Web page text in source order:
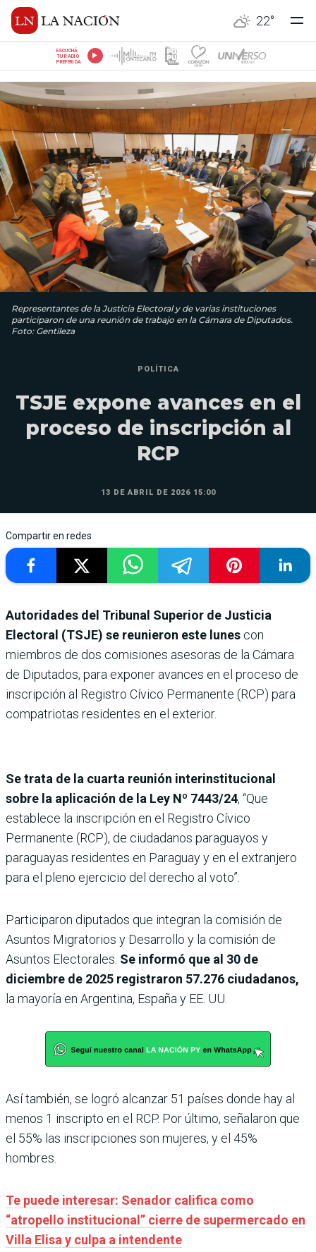
22°
ESCUCHÁ
TU RADIO
PREFERIDA
Representantes de la Justicia Electoral y de varias instituciones
participaron de una reunión de trabajo en la Cámara de Diputados.
Foto: Gentileza
POLÍTICA
TSJE expone avances en el
proceso de inscripción al
RCP
13 DE ABRIL DE 2026 15:00
Compartir en redes
Autoridades del Tribunal Superior de Justicia
Electoral (TSJE) se reunieron este lunes con
miembros de dos comisiones asesoras de la Cámara
de Diputados, para exponer avances en el proceso de
inscripción al Registro Cívico Permanente (RCP) para
compatriotas residentes en el exterior.
Se trata de la cuarta reunión interinstitucional
sobre la aplicación de la Ley Nº 7443/24, “Que
establece la inscripción en el Registro Cívico
Permanente (RCP), de ciudadanos paraguayos y
paraguayas residentes en Paraguay y en el extranjero
para el pleno ejercicio del derecho al voto”.
Participaron diputados que integran la comisión de
Asuntos Migratorios y Desarrollo y la comisión de
Asuntos Electorales. Se informó que al 30 de
diciembre de 2025 registraron 57.276 ciudadanos,
la mayoría en Argentina, España y EE. UU.
Así también, se logró alcanzar 51 países donde hay al
menos 1 inscripto en el RCP. Por último, señalaron que
el 55% las inscripciones son mujeres, y el 45%
hombres.
Te puede interesar: Senador califica como
“atropello institucional” cierre de supermercado en
Villa Elisa y culpa a intendente